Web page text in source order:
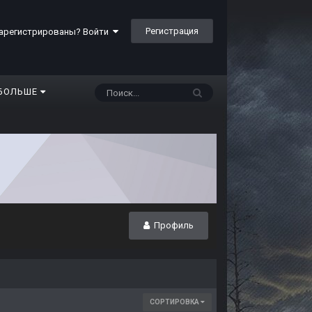
Войти Регистрация
Профиль
СОРТИРОВКА